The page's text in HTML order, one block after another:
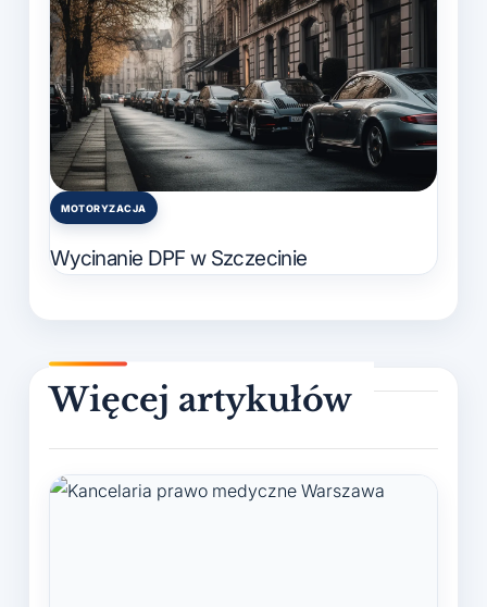
Posted
MOTORYZACJA
Wycinanie DPF w Szczecinie